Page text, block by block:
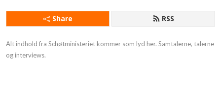
Share RSS
Alt indhold fra Schøtministeriet kommer som lyd her. Samtalerne, talerne
og interviews.